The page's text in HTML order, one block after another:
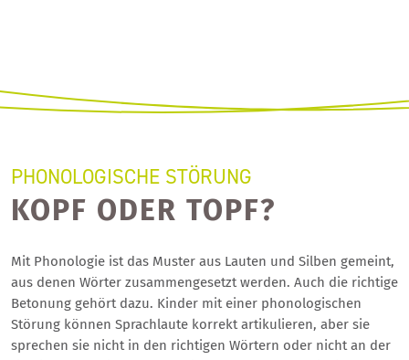
PHONOLOGISCHE STÖRUNG
KOPF ODER TOPF?
Mit Phonologie ist das Muster aus Lauten und Silben gemeint,
aus denen Wörter zusammengesetzt werden. Auch die richtige
Betonung gehört dazu. Kinder mit einer phonologischen
Störung können Sprachlaute korrekt artikulieren, aber sie
sprechen sie nicht in den richtigen Wörtern oder nicht an der